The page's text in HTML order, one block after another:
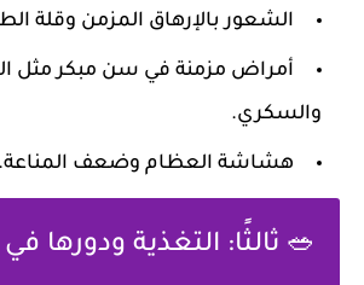
الشعور بالإرهاق المزمن وقلة
أمراض مزمنة في سن مبكر مثل
والسكري.
هشاشة العظام وضعف المناعة.
🥗 ثالثًا: التغذية ودورها